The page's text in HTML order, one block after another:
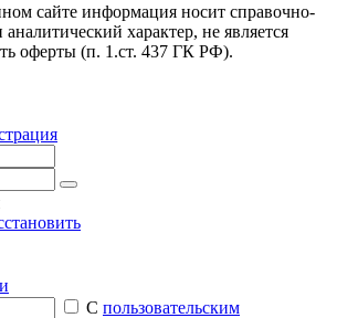
сайте информация носит справочно-
характер, не является
оферты (п. 1.ст. 437 ГК РФ).
С пользовательским